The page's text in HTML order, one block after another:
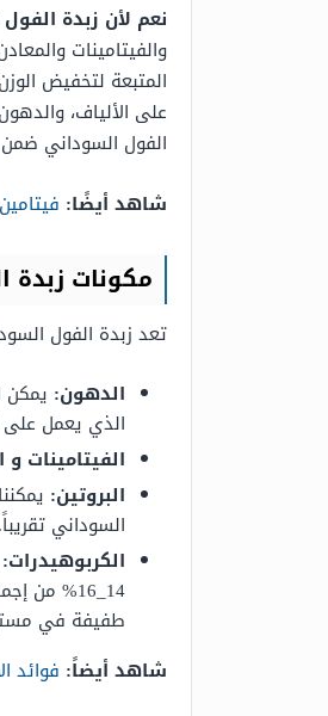
نعم لأن زبدة
والفيتامينات
المتبعة لتخفيض
على الألياف،
الفول السوداني
شاهد أيضًا:
مكونات زبدة
تعد زبدة الفول
الدهون:
الذي يعمل
الفيتامينات و
البروتين:
السوداني تقريباً.
الكربوهيدرات:
14_16%
طفيفة في
شاهد أيضاً: فوائد